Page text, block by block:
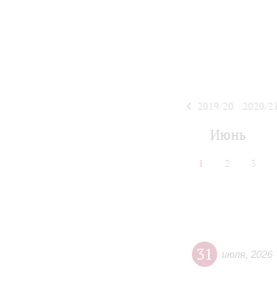
2019/20 2020/21
Июнь
1 2 3
31 июля 2026